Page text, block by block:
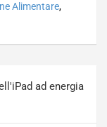
Alimentare,
ad energia